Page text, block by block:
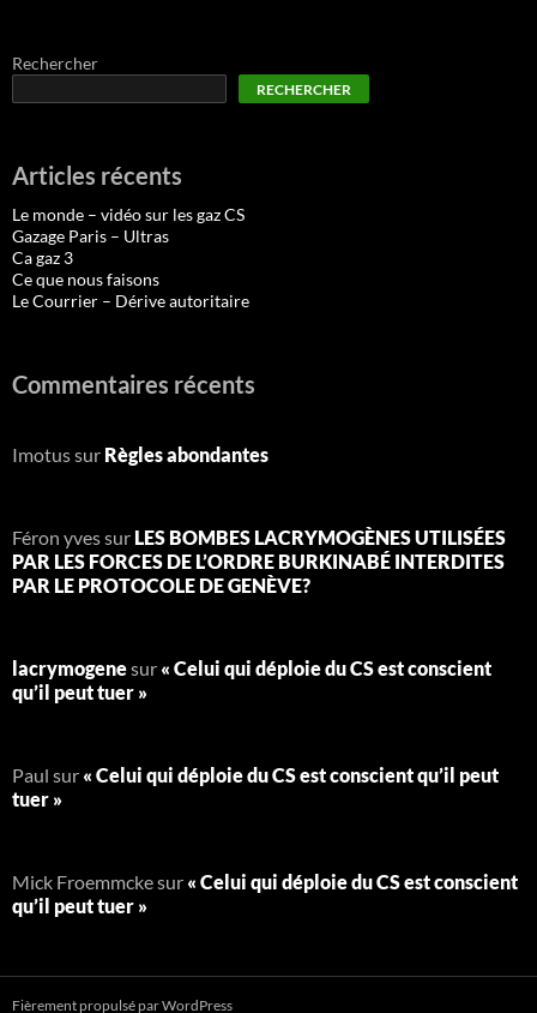
Rechercher
RECHERCHER
Articles récents
Le monde – vidéo sur les gaz CS
Gazage Paris – Ultras
Ca gaz 3
Ce que nous faisons
Le Courrier – Dérive autoritaire
Commentaires récents
Imotussur Règles abondantes
Féron yvessur LES BOMBES LACRYMOGÈNES UTILISÉES
PAR LES FORCES DE L’ORDRE BURKINABÉ INTERDITES
PAR LE PROTOCOLE DE GENÈVE?
lacrymogenesur « Celui qui déploie du CS est conscient
qu’il peut tuer »
Paul sur « Celui qui déploie du CS est conscient qu’il peut
tuer »
Mick Froemmckesur « Celui qui déploie du CS est conscient
qu’il peut tuer »
Fièrement propulsé par WordPress